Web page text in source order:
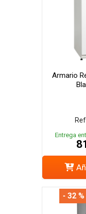
Armario
Ref.
Entrega
- 32 %